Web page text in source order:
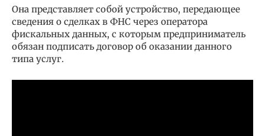
Она представляет собой устройство, передающее
сведения о сделках в ФНС через оператора
фискальных данных, с которым предприниматель
обязан подписать договор об оказании данного
типа услуг.